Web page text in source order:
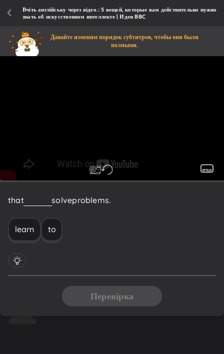
Вчіть англійську через відео.: 5 вещей, которые вам действительно нужно
знать об искусственном интеллекте | Идеи BBC
Давайте изменим порядок субтитров, чтобы они были
полными.
that tosolveproblems.
learn to
Перевірка